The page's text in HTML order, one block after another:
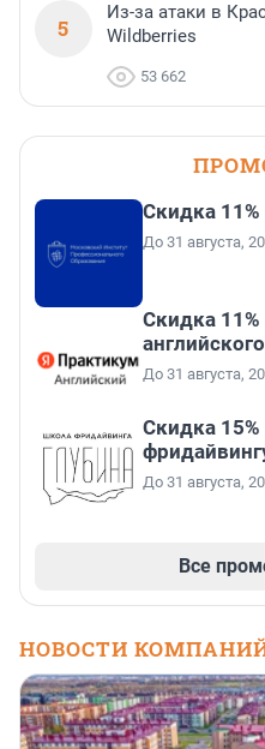
5
Из-за атаки в
Wildberries
53 662
Скидка
До 31 августа,
Скидка
английского
До 31 августа,
Скидка
До 31 августа,
Все
НОВОСТИ